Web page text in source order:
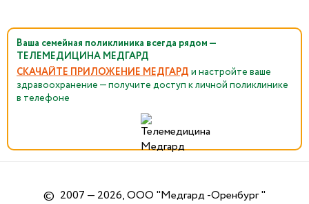
Ваша семейная поликлиника всегда рядом —
ТЕЛЕМЕДИЦИНА МЕДГАРД
СКАЧАЙТЕ ПРИЛОЖЕНИЕ МЕДГАРД и настройте ваше
здравоохранение — получите доступ к личной поликлинике
в телефоне
© 2007 — 2026, ООО "Медгард -Оренбург "